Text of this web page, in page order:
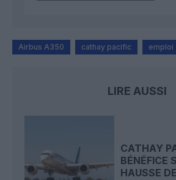
Airbus A350 cathay pacific emploi
LIRE AUSSI
CATHAY
BÉNÉFICE
HAUSSE